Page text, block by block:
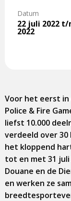
Datum
22 juli 2022
2022
Voor het eerst in
Police & Fire
liefst 10.000
verdeeld over
het kloppend
tot en met 31
Douane en de
en werken ze